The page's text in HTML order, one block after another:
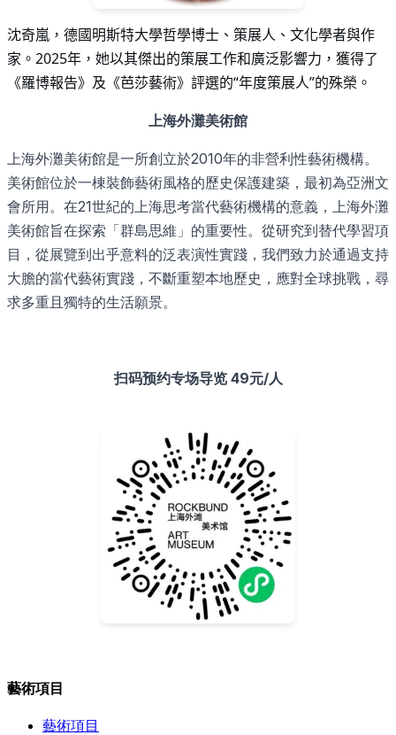
沈奇嵐，德國明斯特大學哲學博士、策展人、文化學者與作
家。 2025年，她以其傑出的策展工作和廣泛影響力，獲得了
《羅博報告》及《芭莎藝術》評選的“年度策展人”的殊榮 。
上海外灘美術館
上海外灘美術館是一所創立於2010年的非營利性藝術機構。
美術館位於一棟裝飾藝術風格的歷史保護建築，最初為亞洲文
會所用。在21世紀的上海思考當代藝術機構的意義，上海外灘
美術館旨在探索「群島思維」的重要性。從研究到替代學習項
目，從展覽到出乎意料的泛表演性實踐，我們致力於通過支持
大膽的當代藝術實踐，不斷重塑本地歷史，應對全球挑戰，尋
求多重且獨特的生活願景。
扫码预约专场导览 49元/人
藝術項目
藝術項目